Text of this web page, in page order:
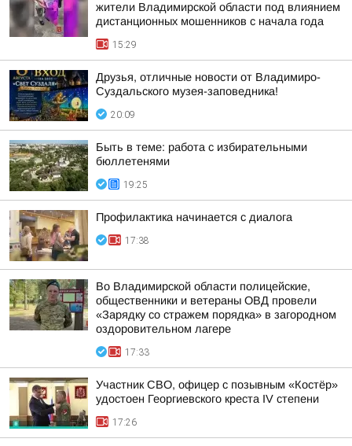
жители Владимирской области под влиянием
дистанционных мошенников с начала года
15:29
Друзья, отличные новости от Владимиро-
Суздальского музея-заповедника!
20:09
Быть в теме: работа с избирательными
бюллетенями
19:25
Профилактика начинается с диалога
17:38
Во Владимирской области полицейские,
общественники и ветераны ОВД провели
«Зарядку со стражем порядка» в загородном
оздоровительном лагере
17:33
Участник СВО, офицер с позывным «Костёр»
удостоен Георгиевского креста IV степени
17:26